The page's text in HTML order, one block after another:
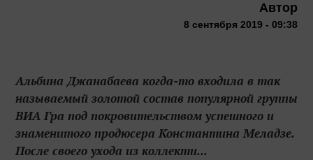
Автор
8 сентября 2019 - 09:38
Альбина Джанабаева когда-то входила в так
называемый золотой состав популярной группы
ВИА Гра под покровительством успешного и
знаменитого продюсера Константина Меладзе.
После своего ухода из коллекти...